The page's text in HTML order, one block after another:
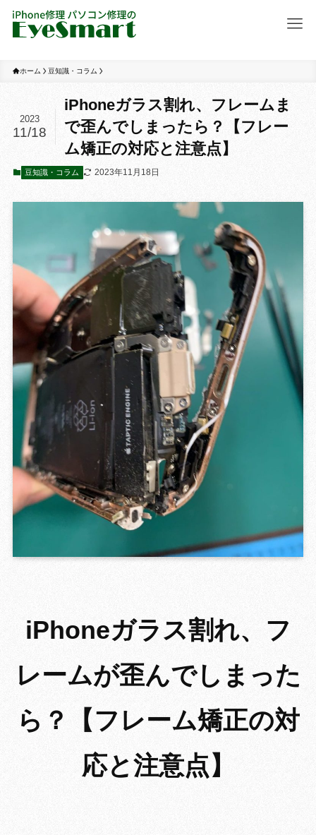
ホーム 豆知識・コラム
iPhoneガラス割れ、フレームま
で歪んでしまったら？【フレー
ム矯正の対応と注意点】
2023
11/18
豆知識・コラム 2023年11月18日
iPhoneガラス割れ、フ
レームが歪んでしまった
ら？【フレーム矯正の対
応と注意点】